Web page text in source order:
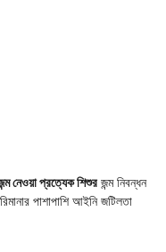
নেওয়া প্রত্যেক শিশুর জন্ম নিবন্ধন
পাশাপাশি আইনি জটিলতা